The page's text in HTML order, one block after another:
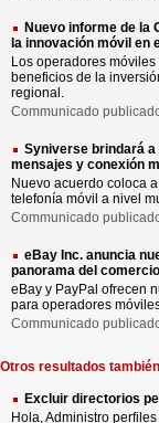
Nuevo informe de la
la innovación móvil en
Los operadores
beneficios de la
regional.
Communicado
Syniverse brindará
mensajes y conexión
Nuevo acuerdo coloca
telefonía móvil a nivel
Communicado
eBay Inc. anuncia
panorama del
eBay y PayPal ofrecen
para operadores
Communicado
Otros resultados
Excluir directorios
Hola, Administro